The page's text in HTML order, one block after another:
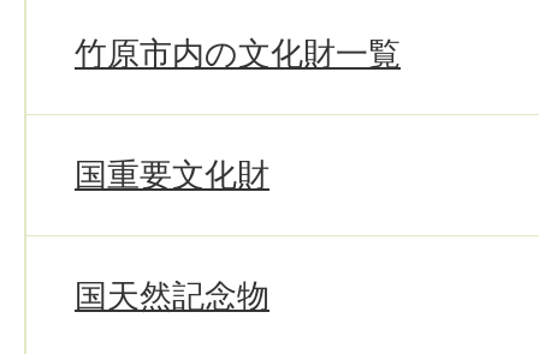
竹原市内の文化財一覧
国重要文化財
国天然記念物